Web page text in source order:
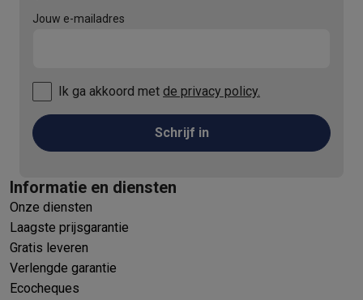
Jouw e-mailadres
Ik ga akkoord met de privacy policy.
Schrijf in
Informatie en diensten
Onze diensten
Laagste prijsgarantie
Gratis leveren
Verlengde garantie
Ecocheques